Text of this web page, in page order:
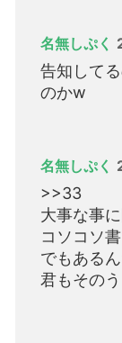
名無しぷく
告知して
のかw
名無しぷく
>>33
大事な事
コソコソ
でもあるん
君もそのう